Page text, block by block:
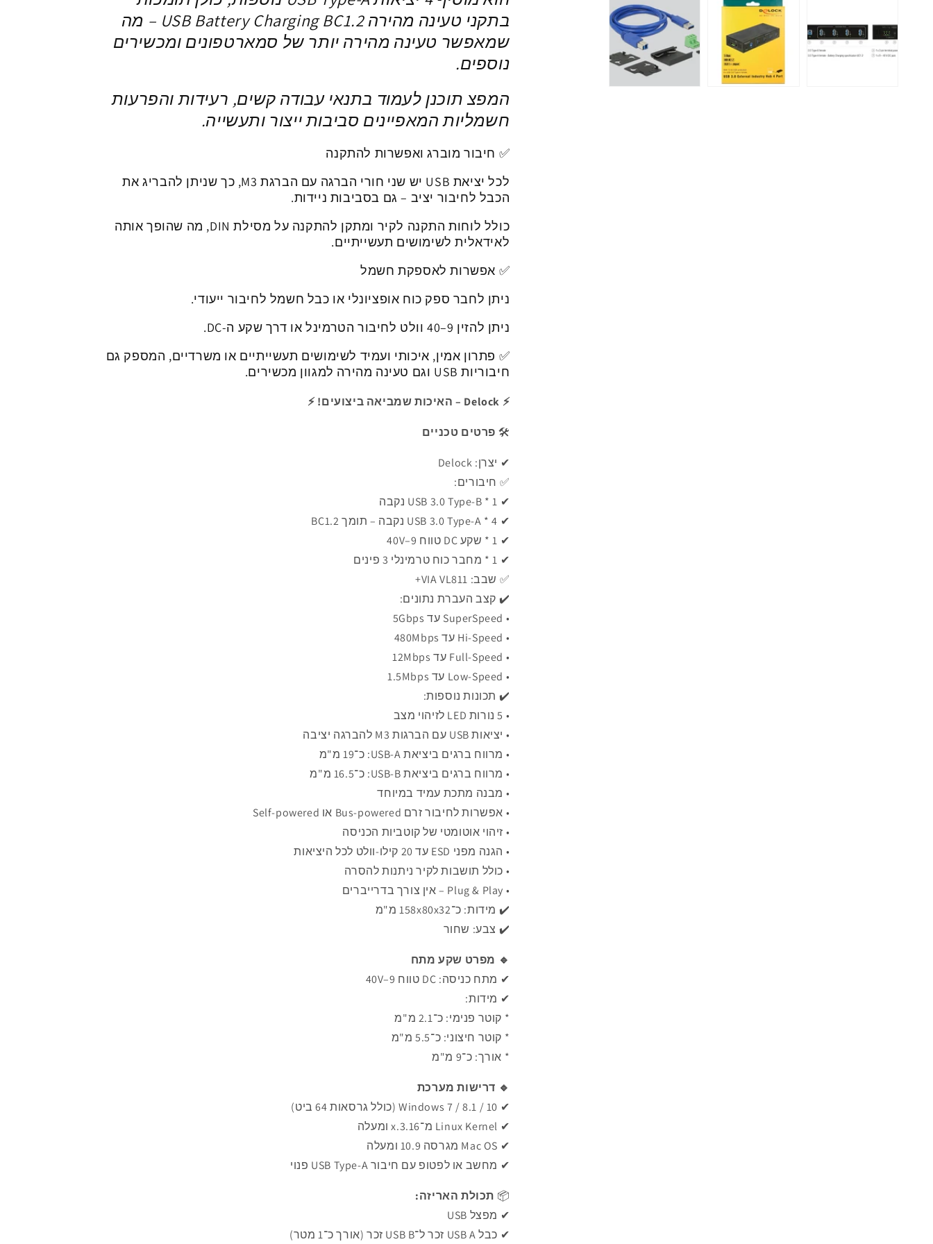
USB-
A
|
הגנה
20kV
USB-
A
|
הגנה
בתקני טעינה מהירה USB Battery Charging BC1.2 – מה
שמאפשר טעינה מהירה יותר של סמארטפונים ומכשירים
נוספים.
המפצ תוכנן לעמוד בתנאי עבודה קשים, רעידות והפרעות
חשמליות המאפיינים סביבות ייצור ותעשייה.
✅ חיבור מוברג ואפשרות להתקנה
לכל יציאת USB יש שני חורי הברגה עם הברגת M3, כך שניתן להבריג את
הכבל לחיבור יציב – גם בסביבות ניידות.
כולל לוחות התקנה לקיר ומתקן להתקנה על מסילת DIN, מה שהופך אותה
לאידאלית לשימושים תעשייתיים.
✅ אפשרות לאספקת חשמל
ניתן לחבר ספק כוח אופציונלי או כבל חשמל לחיבור ייעודי.
ניתן להזין 9–40 וולט לחיבור הטרמינל או דרך שקע ה-DC.
✅ פתרון אמין, איכותי ועמיד לשימושים תעשייתיים או משרדיים, המספק גם
חיבוריות USB וגם טעינה מהירה למגוון מכשירים.
⚡ Delock – האיכות שמביאה ביצועים! ⚡
🛠️ פרטים טכניים
✔ יצרן: Delock
✅ חיבורים:
✔ 1 * USB 3.0 Type-B נקבה
✔ 4 * USB 3.0 Type-A נקבה – תומך BC1.2
✔ 1 * שקע DC טווח 9–40V
✔ 1 * מחבר כוח טרמינלי 3 פינים
✅ שבב: VIA VL811+
✔️ קצב העברת נתונים:
• SuperSpeed עד 5Gbps
• Hi-Speed עד 480Mbps
• Full-Speed עד 12Mbps
• Low-Speed עד 1.5Mbps
✔️ תכונות נוספות:
• 5 נורות LED לזיהוי מצב
• יציאות USB עם הברגות M3 להברגה יציבה
• מרווח ברגים ביציאת USB-A: כ־19 מ"מ
• מרווח ברגים ביציאת USB-B: כ־16.5 מ"מ
• מבנה מתכת עמיד במיוחד
• אפשרות לחיבור זרם Bus-powered או Self-powered
• זיהוי אוטומטי של קוטביות הכניסה
• הגנה מפני ESD עד 20 קילו-וולט לכל היציאות
• כולל תושבות לקיר ניתנות להסרה
• Plug & Play – אין צורך בדרייברים
✔️ מידות: כ־158x80x32 מ"מ
✔️ צבע: שחור
🔹 מפרט שקע מתח
✔ מתח כניסה: DC טווח 9–40V
✔ מידות:
* קוטר פנימי: כ־2.1 מ"מ
* קוטר חיצוני: כ־5.5 מ"מ
* אורך: כ־9 מ"מ
🔹 דרישות מערכת
✔ ‏Windows 7 / 8.1 / 10 (כולל גרסאות 64 ביט)
✔ ‏Linux Kernel מ־3.16.x ומעלה
✔ ‏Mac OS מגרסה 10.9 ומעלה
✔ ‏מחשב או לפטופ עם חיבור USB Type-A פנוי
📦 תכולת האריזה:
✔ מפצל USB
✔ כבל USB A זכר ל־USB B זכר (אורך כ־1 מטר)